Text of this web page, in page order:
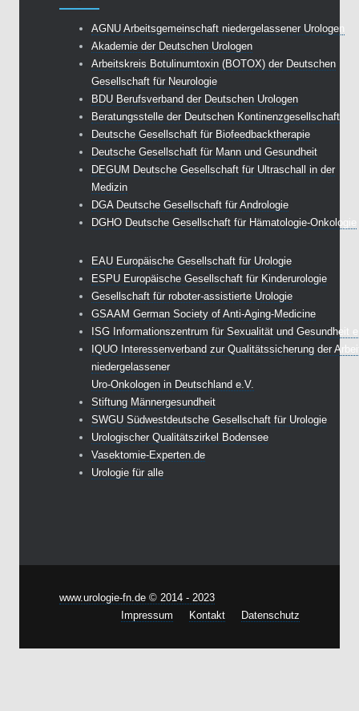
AGNU Arbeitsgemeinschaft niedergelassener Urologen
Akademie der Deutschen Urologen
Arbeitskreis Botulinumtoxin (BOTOX) der Deutschen
Gesellschaft für Neurologie
BDU Berufsverband der Deutschen Urologen
Beratungsstelle der Deutschen Kontinenzgesellschaft
Deutsche Gesellschaft für Biofeedbacktherapie
Deutsche Gesellschaft für Mann und Gesundheit
DEGUM Deutsche Gesellschaft für Ultraschall in der
Medizin
DGA Deutsche Gesellschaft für Andrologie
DGHO Deutsche Gesellschaft für Hämatologie-Onkologie
EAU Europäische Gesellschaft für Urologie
ESPU Europäische Gesellschaft für Kinderurologie
Gesellschaft für roboter-assistierte Urologie
GSAAM German Society of Anti-Aging-Medicine
ISG Informationszentrum für Sexualität und Gesundheit
IQUO Interessenverband zur Qualitätssicherung der
niedergelassener
Uro-Onkologen in Deutschland e.V.
Stiftung Männergesundheit
SWGU Südwestdeutsche Gesellschaft für Urologie
Urologischer Qualitätszirkel Bodensee
Vasektomie-Experten.de
Urologie für alle
www.urologie-fn.de © 2014 - 2023
Impressum
Kontakt Datenschutz